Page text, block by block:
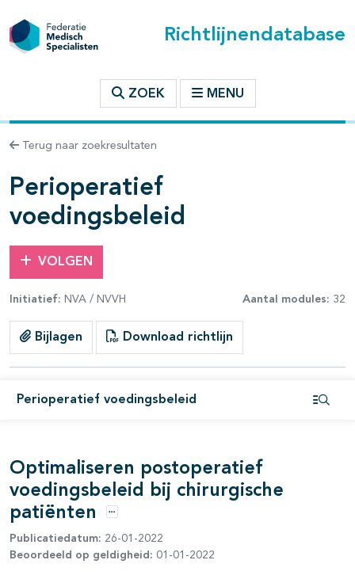
Richtlijnendatabase
ZOEK MENU
Terug naar zoekresultaten
Perioperatief
voedingsbeleid
VOLGEN
Initiatief: NVA / NVVH Aantal modules: 32
Bijlagen Download richtlijn
Perioperatief voedingsbeleid
binnen deze richtlijn
open- en dichtklappen
Optimaliseren postoperatief
voedingsbeleid bij chirurgische
patiënten
Opties
Publicatiedatum: 26-01-2022
Beoordeeld op geldigheid: 01-01-2022